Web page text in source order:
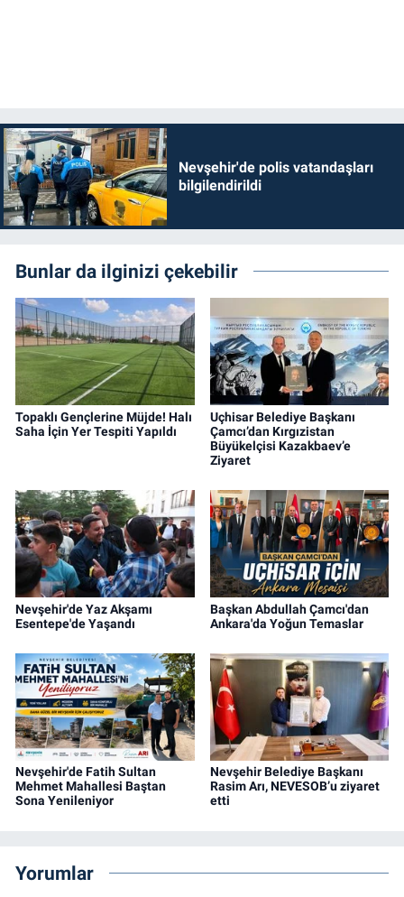
Nevşehir'de polis vatandaşları
bilgilendirildi
Bunlar da ilginizi çekebilir
Topaklı Gençlerine Müjde! Halı
Saha İçin Yer Tespiti Yapıldı
Uçhisar Belediye Başkanı
Çamcı’dan Kırgızistan
Büyükelçisi Kazakbaev’e
Ziyaret
Nevşehir'de Yaz Akşamı
Esentepe'de Yaşandı
Başkan Abdullah Çamcı'dan
Ankara'da Yoğun Temaslar
Nevşehir'de Fatih Sultan
Mehmet Mahallesi Baştan
Sona Yenileniyor
Nevşehir Belediye Başkanı
Rasim Arı, NEVESOB’u ziyaret
etti
Yorumlar